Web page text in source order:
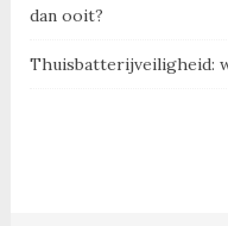
dan ooit?
Thuisbatterijveiligheid: